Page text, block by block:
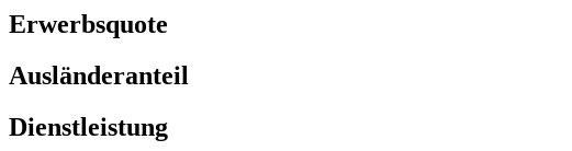
Erwerbsquote
Ausländeranteil
Dienstleistung